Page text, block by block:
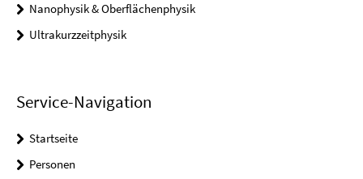
Nanophysik & Oberflächenphysik
Ultrakurzzeitphysik
Service-Navigation
Startseite
Personen